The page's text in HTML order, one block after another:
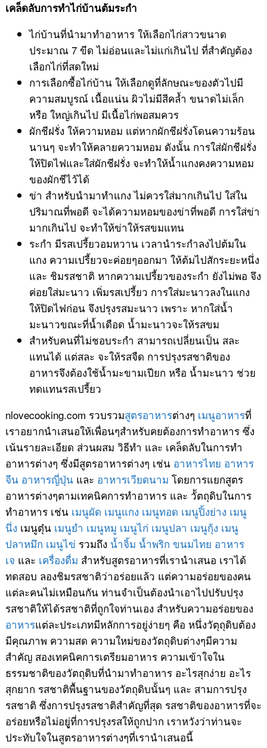
เคล็ดลับการทำไก่บ้านต้มระกำ
ไก่บ้านที่นำมาทำอาหาร ให้เลือกไก่สาวขนาด
ประมาณ 7 ขีด ไม่อ่อนและไม่แก่เกินไป ที่สำคัญต้อง
เลือกไก่ที่สดใหม่
การเลือกซื้อไก่บ้าน ให้เลือกดูที่ลักษณะของตัวไปมี
ความสมบูรณ์ เนื้อแน่น ผิวไม่มีสีคล้ำ ขนาดไม่เล็ก
หรือ ใหญ่เกินไป มีเนื้อไก่พอสมควร
ผักชีฝรั่ง ให้ความหอม แต่หากผักชีฝรั่งโดนความร้อน
นานๆ จะทำให้คลายความหอม ดังนั้น การใส่ผักชีฝรั่ง
ให้ปิดไฟและใส่ผักชีฝรั่ง จะทำให้น้ำแกงคงความหอม
ของผักชีไว้ได้
ข่า สำหรับนำมาทำแกง ไม่ควรใส่มากเกินไป ใส่ใน
ปริมาณที่พอดี จะได้ความหอมของข่าที่พอดี การใส่ข่า
มากเกินไป จะทำให้ข่าให้รสขมแทน
ระกำ มีรสเปรี้ยวอมหวาน เวลานำระกำลงไปต้มใน
แกง ความเปรี้ยวจะค่อยๆออกมา ให้ต้มไปสักระยะหนึ่ง
และ ชิมรสชาติ หากความเปรี้ยวของระกำ ยังไม่พอ จึง
ค่อยใส่มะนาว เพิ่มรสเปรี้ยว การใส่มะนาวลงในแกง
ให้ปิดไฟก่อน จึงปรุงรสมะนาว เพราะ หากใส่น้ำ
มะนาวขณะที่น้ำเดือด น้ำมะนาวจะให้รสขม
สำหรับคนที่ไม่ชอบระกำ สามารถเปลี่ยนเป็น สละ
แทนได้ แต่สละ จะให้รสจืด การปรุงรสชาติของ
อาหารจึงต้องใช้น้ำมะขามเปียก หรือ น้ำมะนาว ช่วย
ทดแทนรสเปรี้ยว
nlovecooking.com รวบรวมสูตรอาหารต่างๆ เมนูอาหารที่
เราอยากนำเสนอให้เพื่อนๆสำหรับคยต้องการทำอาหาร ซึ่ง
เน้นรายละเอียด ส่วนผสม วิธีทำ และ เคล็ดลับในการทำ
อาหารต่างๆ ซึ่งมีสูตรอาหารต่างๆ เช่น อาหารไทย อาหาร
จีน อาหารญี่ปุ่นและ อาหารเวียดนาม โดยการแยกสูตร
อาหารต่างๆตามเทคนิคการทำอาหาร และ วััตถุดิบในการ
ทำอาหาร เช่น เมนูผัด เมนูแกง เมนูทอด เมนูปิ้งย่าง เมนู
นึ่ง เมนูตุ๋น เมนูยำ เมนูหมู เมนูไก่ เมนูปลา เมนูกุ้ง เมนู
ปลาหมึก เมนูไข่ รวมถึง น้ำจิ้ม น้ำพริก ขนมไทย อาหาร
เจ และ เครื่องดื่ม สำหรับสูตรอาหารที่เรานำเสนอ เราได้
ทดสอบ ลองชิมรสชาติว่าอร่อยแล้ว แต่ความอร่อยของคน
แต่ละคนไม่เหมือนกัน ท่านจำเป็นต้องนำเอาไปปรับปรุง
รสชาติให้ได้รสชาติที่ถูกใจท่านเอง สำหรับความอร่อยของ
อาหารแต่ละประเภทมีหลักการอยู่ง่ายๆ คือ หนึ่งวัตุถุดิบต้อง
มีคุณภาพ ความสด ความใหม่ของวัตถุดิบต่างๆมีความ
สำคัญ สองเทคนิคการเตรียมอาหาร ความเข้าใจใน
ธรรมชาติของวัตถุดิบที่นำมาทำอาหาร อะไรสุกง่าย อะไร
สุกยาก รสชาติพื้นฐานของวัตถุดิบนั้นๆ และ สามการปรุง
รสชาติ ซึ่งการปรุงรสชาติสำคัญที่สุด รสชาติของอาหารที่จะ
อร่อยหรือไม่อยูู่ที่การปรุงรสให้ถูกปาก เราหวังว่าท่านจะ
ประทับใจในสูตรอาหารต่างๆที่เรานำเสนอนี้